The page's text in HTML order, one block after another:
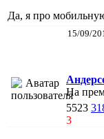
Да, я про
15/09/
На
5523
3